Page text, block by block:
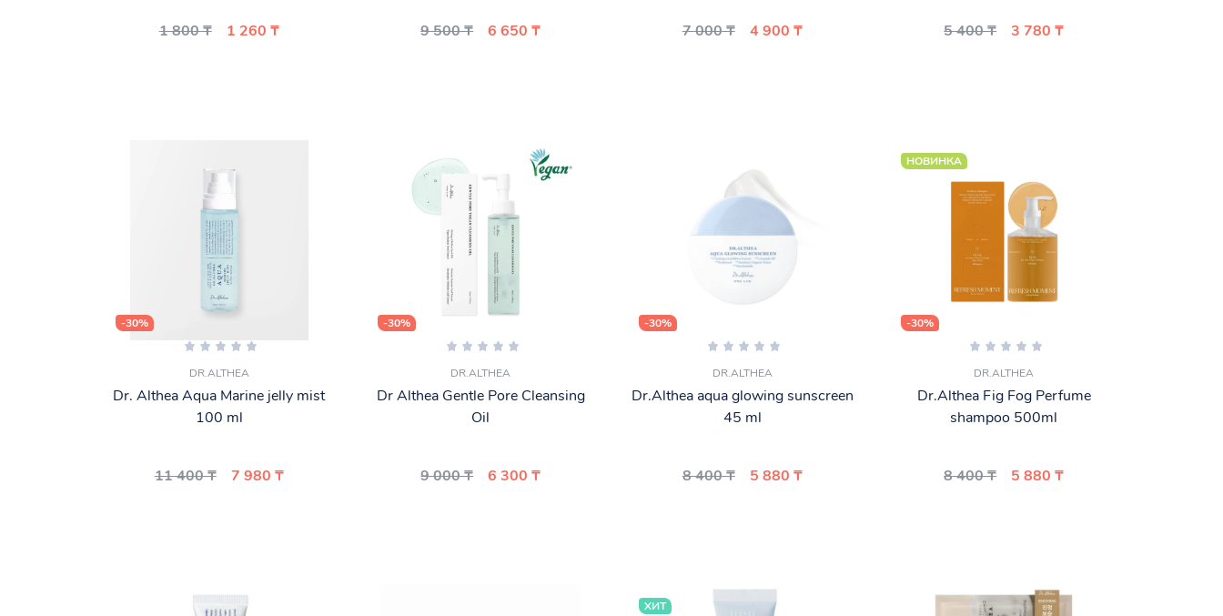
1 800 ₸ 1 260 ₸ 9 500 ₸ 6 650 ₸ 7 000 ₸ 4 900 ₸ 5 400 ₸ 3 780 ₸
-30%
DR.ALTHEA
Dr. Althea Aqua Marine jelly mist
100 ml
11 400 ₸ 7 980 ₸
-30%
DR.ALTHEA
Dr Althea Gentle Pore Cleansing
Oil
9 000 ₸ 6 300 ₸
-30%
DR.ALTHEA
Dr.Althea aqua glowing sunscreen
45 ml
8 400 ₸ 5 880 ₸
НОВИНКА
-30%
DR.ALTHEA
Dr.Althea Fig Fog Perfume
shampoo 500ml
8 400 ₸ 5 880 ₸
ХИТ